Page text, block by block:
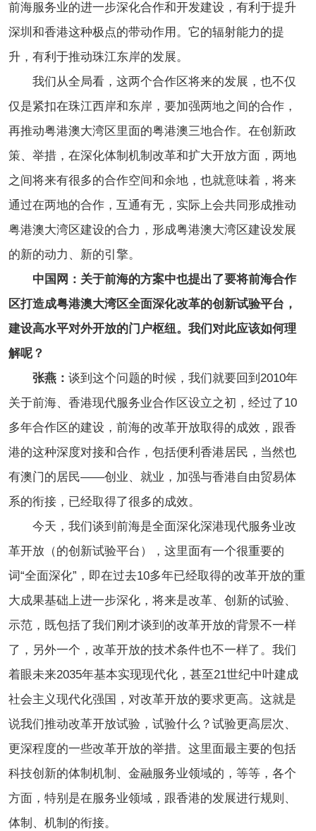
前海服务业的进一步深化合作和开发建设，有利于提升
深圳和香港这种极点的带动作用。它的辐射能力的提
升，有利于推动珠江东岸的发展。
我们从全局看，这两个合作区将来的发展，也不仅
仅是紧扣在珠江西岸和东岸，要加强两地之间的合作，
再推动粤港澳大湾区里面的粤港澳三地合作。在创新政
策、举措，在深化体制机制改革和扩大开放方面，两地
之间将来有很多的合作空间和余地，也就意味着，将来
通过在两地的合作，互通有无，实际上会共同形成推动
粤港澳大湾区建设的合力，形成粤港澳大湾区建设发展
的新的动力、新的引擎。
中国网：关于前海的方案中也提出了要将前海合作
区打造成粤港澳大湾区全面深化改革的创新试验平台，
建设高水平对外开放的门户枢纽。我们对此应该如何理
解呢？
张燕： 谈到这个问题的时候，我们就要回到2010年
关于前海、香港现代服务业合作区设立之初，经过了10
多年合作区的建设，前海的改革开放取得的成效，跟香
港的这种深度对接和合作，包括便利香港居民，当然也
有澳门的居民——创业、就业，加强与香港自由贸易体
系的衔接，已经取得了很多的成效。
今天，我们谈到前海是全面深化深港现代服务业改
革开放（的创新试验平台），这里面有一个很重要的
词“全面深化”，即在过去10多年已经取得的改革开放的重
大成果基础上进一步深化，将来是改革、创新的试验、
示范，既包括了我们刚才谈到的改革开放的背景不一样
了， 另外一个，改革开放的技术条件也不一样了。我们
着眼未来2035年基本实现现代化，甚至21世纪中叶建成
社会主义现代化强国，对改革开放的要求更高。这就是
说我们推动改革开放试验，试验什么？试验更高层次、
更深程度的一些改革开放的举措。这里面最主要的包括
科技创新的体制机制、金融服务业领域的，等等，各个
方面，特别是在服务业领域，跟香港的发展进行规则、
体制、机制的衔接。